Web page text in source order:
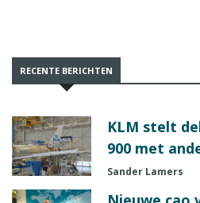
RECENTE BERICHTEN
KLM stelt
900 met
Sander Lamers